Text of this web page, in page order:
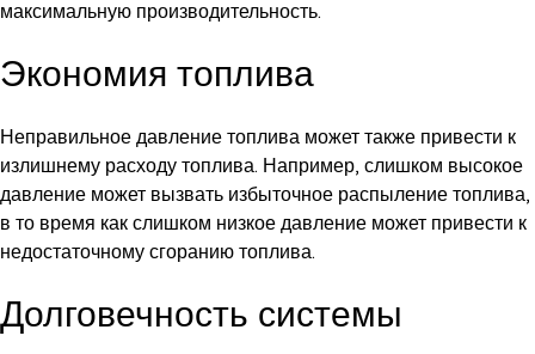
максимальную производительность.
Экономия топлива
Неправильное давление топлива может также привести к
излишнему расходу топлива. Например, слишком высокое
давление может вызвать избыточное распыление топлива,
в то время как слишком низкое давление может привести к
недостаточному сгоранию топлива.
Долговечность системы